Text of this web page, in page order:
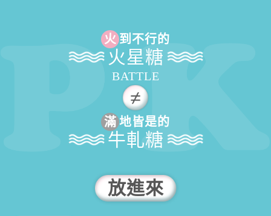
火 到不行的
火星糖
BATTLE
滿 地皆是的
牛軋糖
放進來